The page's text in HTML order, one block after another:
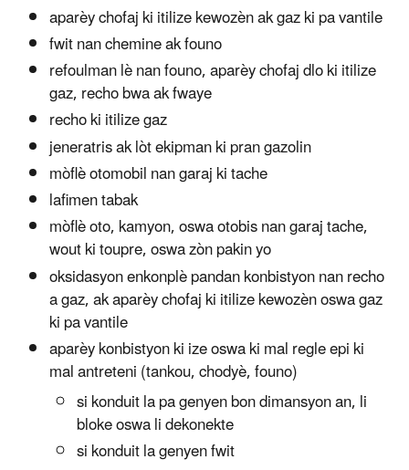
aparèy chofaj ki itilize kewozèn ak gaz ki pa vantile
fwit nan chemine ak founo
refoulman lè nan founo, aparèy chofaj dlo ki itilize
gaz, recho bwa ak fwaye
recho ki itilize gaz
jeneratris ak lòt ekipman ki pran gazolin
mòflè otomobil nan garaj ki tache
lafimen tabak
mòflè oto, kamyon, oswa otobis nan garaj tache,
wout ki toupre, oswa zòn pakin yo
oksidasyon enkonplè pandan konbistyon nan recho
a gaz, ak aparèy chofaj ki itilize kewozèn oswa gaz
ki pa vantile
aparèy konbistyon ki ize oswa ki mal regle epi ki
mal antreteni (tankou, chodyè, founo)
si konduit la pa genyen bon dimansyon an, li
bloke oswa li dekonekte
si konduit la genyen fwit